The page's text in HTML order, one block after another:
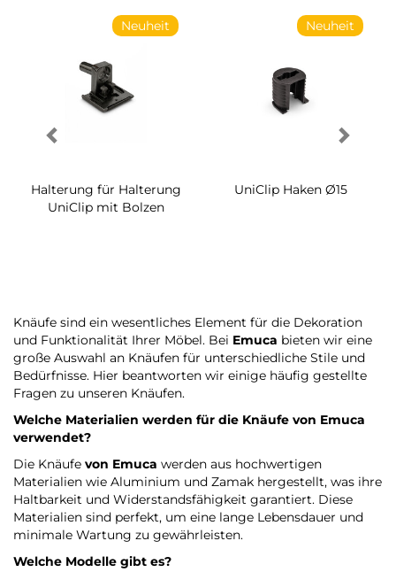
Halterung
Bolzen
UniClip Haken Ø15
Halterung für
Knäufe sind ein wesentliches Element für die Dekoration
und Funktionalität Ihrer Möbel. Bei Emuca bieten wir eine
große Auswahl an Knäufen für unterschiedliche Stile und
Bedürfnisse. Hier beantworten wir einige häufig gestellte
Fragen zu unseren Knäufen.
Welche Materialien werden für die Knäufe von Emuca
verwendet?
Die Knäufe von Emuca werden aus hochwertigen
Materialien wie Aluminium und Zamak hergestellt, was ihre
Haltbarkeit und Widerstandsfähigkeit garantiert. Diese
Materialien sind perfekt, um eine lange Lebensdauer und
minimale Wartung zu gewährleisten.
Welche Modelle gibt es?